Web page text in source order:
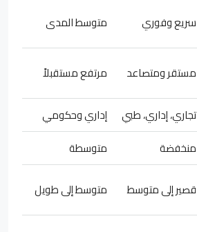
متوسط المدى سريع وفوري
مرتفع مستقبلاً مستقر ومتصاعد
إداري وحكومي
تجاري، إداري، طبي
متوسطة
منخفضة
متوسط إلى طويل قصير إلى متوسط